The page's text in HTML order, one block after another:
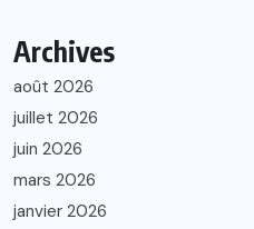
Archives
août 2026
juillet 2026
juin 2026
mars 2026
janvier 2026